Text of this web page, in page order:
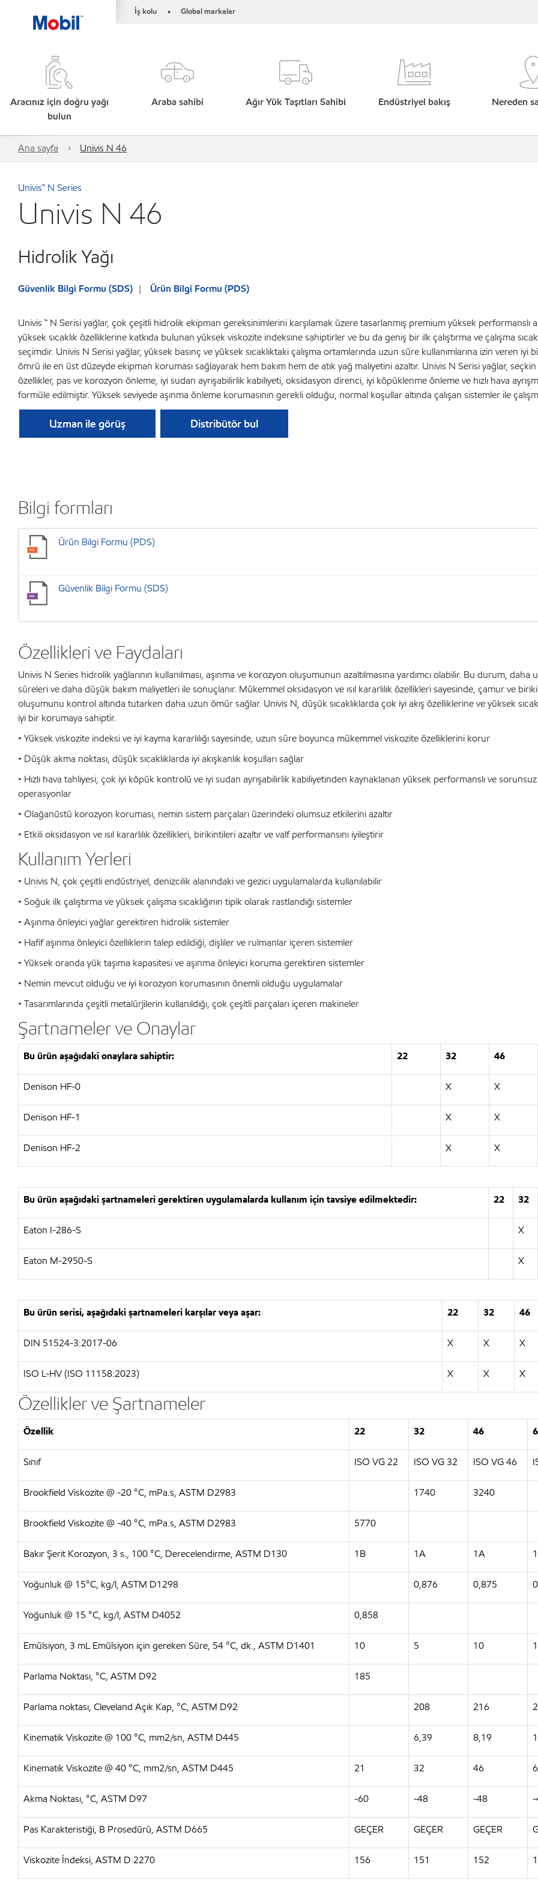
İş kolu • Global markalar
Aracınız için doğru yağı
bulun
Araba sahibi Ağır Yük Taşıtları Sahibi Endüstriyel bakış Nereden
Ana sayfa Univis N 46
Univis™ N Series
Univis N 46
Hidrolik Yağı
Güvenlik Bilgi Formu (SDS) Ürün Bilgi Formu (PDS)
Univis ™ N Serisi yağlar, çok çeşitli hidrolik ekipman gereksinimlerini karşılamak üzere tasarlanmış premium yüksek performanslı
yüksek sıcaklık özelliklerine katkıda bulunan yüksek viskozite indeksine sahiptirler ve bu da geniş bir ilk çalıştırma ve çalışma
seçimdir. Univis N Serisi yağlar, yüksek basınç ve yüksek sıcaklıktaki çalışma ortamlarında uzun süre kullanımlarına izin veren iyi
ömrü ile en üst düzeyde ekipman koruması sağlayarak hem bakım hem de atık yağ maliyetini azaltır. Univis N Serisi yağlar,
özellikler, pas ve korozyon önleme, iyi sudan ayrışabilirlik kabiliyeti, oksidasyon direnci, iyi köpüklenme önleme ve hızlı hava
formüle edilmiştir. Yüksek seviyede aşınma önleme korumasının gerekli olduğu, normal koşullar altında çalışan sistemler ile
Uzman ile görüş Distribütör bul
Bilgi formları
Ürün Bilgi Formu (PDS)
Güvenlik Bilgi Formu (SDS)
Özellikleri ve Faydaları
Univis N Series hidrolik yağlarının kullanılması, aşınma ve korozyon oluşumunun azaltılmasına yardımcı olabilir. Bu durum, daha
süreleri ve daha düşük bakım maliyetleri ile sonuçlanır. Mükemmel oksidasyon ve ısıl kararlılık özellikleri sayesinde, çamur ve
oluşumunu kontrol altında tutarken daha uzun ömür sağlar. Univis N, düşük sıcaklıklarda çok iyi akış özelliklerine ve yüksek
iyi bir korumaya sahiptir.
• Yüksek viskozite indeksi ve iyi kayma kararlılığı sayesinde, uzun süre boyunca mükemmel viskozite özelliklerini korur
• Düşük akma noktası, düşük sıcaklıklarda iyi akışkanlık koşulları sağlar
• Hızlı hava tahliyesi, çok iyi köpük kontrolü ve iyi sudan ayrışabilirlik kabiliyetinden kaynaklanan yüksek performanslı ve
operasyonlar
• Olağanüstü korozyon koruması, nemin sistem parçaları üzerindeki olumsuz etkilerini azaltır
• Etkili oksidasyon ve ısıl kararlılık özellikleri, birikintileri azaltır ve valf performansını iyileştirir
Kullanım Yerleri
• Univis N, çok çeşitli endüstriyel, denizcilik alanındaki ve gezici uygulamalarda kullanılabilir
• Soğuk ilk çalıştırma ve yüksek çalışma sıcaklığının tipik olarak rastlandığı sistemler
• Aşınma önleyici yağlar gerektiren hidrolik sistemler
• Hafif aşınma önleyici özelliklerin talep edildiği, dişliler ve rulmanlar içeren sistemler
• Yüksek oranda yük taşıma kapasitesi ve aşınma önleyici koruma gerektiren sistemler
• Nemin mevcut olduğu ve iyi korozyon korumasının önemli olduğu uygulamalar
• Tasarımlarında çeşitli metalürjilerin kullanıldığı, çok çeşitli parçaları içeren makineler
Şartnameler ve Onaylar
Bu ürün aşağıdaki onaylara sahiptir: 22 32 46
Denison HF-0 X X
Denison HF-1 X X
Denison HF-2 X X
Bu ürün aşağıdaki şartnameleri gerektiren uygulamalarda kullanım için tavsiye edilmektedir: 22 32
Eaton I-286-S X
Eaton M-2950-S X
Bu ürün serisi, aşağıdaki şartnameleri karşılar veya aşar: 22 32 46
DIN 51524-3:2017-06 X X X
ISO L-HV (ISO 11158:2023) X X X
Özellikler ve Şartnameler
Özellik 22 32 46
Sınıf ISO VG 22 ISO VG 32 ISO VG 46
Brookfield Viskozite @ -20 °C, mPa.s, ASTM D2983 1740 3240
Brookfield Viskozite @ -40 °C, mPa.s, ASTM D2983 5770
Bakır Şerit Korozyon, 3 s., 100 °C, Derecelendirme, ASTM D130 1B 1A 1A
Yoğunluk @ 15°C, kg/l, ASTM D1298 0,876 0,875
Yoğunluk @ 15 °C, kg/l, ASTM D4052 0,858
Emülsiyon, 3 mL Emülsiyon için gereken Süre, 54 °C, dk., ASTM D1401 10 5 10
Parlama Noktası, °C, ASTM D92 185
Parlama noktası, Cleveland Açık Kap, °C, ASTM D92 208 216
Kinematik Viskozite @ 100 °C, mm2/sn, ASTM D445 6,39 8,19
Kinematik Viskozite @ 40 °C, mm2/sn, ASTM D445 21 32 46
Akma Noktası, °C, ASTM D97 -60 -48 -48 -
Pas Karakteristiği, B Prosedürü, ASTM D665 GEÇER GEÇER GEÇER
Viskozite İndeksi, ASTM D 2270 156 151 152